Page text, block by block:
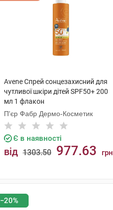
Avene Спрей сонцезахисний для
чутливої шкіри дітей SPF50+ 200
мл 1 флакон
П'єр Фабр Дермо-Косметик
Є в наявності
від 1303.50 977.63 грн
−20%